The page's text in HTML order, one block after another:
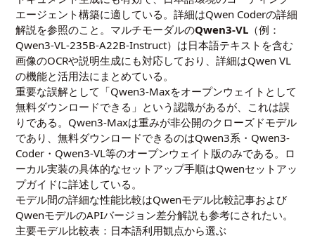
エージェント構築に適している。詳細はQwen Coderの詳細
解説 を参照のこと。マルチモーダルのQwen3-VL （例：
Qwen3-VL-235B-A22B-Instruct）は日本語テキストを含む
画像のOCRや説明生成にも対応しており、詳細はQwen VL
の機能と活用法にまとめている。
重要な誤解として「Qwen3-Maxをオープンウェイトとして
無料ダウンロードできる」という認識があるが、これは誤
りである。Qwen3-Maxは重みが非公開のクローズドモデル
であり、無料ダウンロードできるのはQwen3系・Qwen3-
Coder・Qwen3-VL等のオープンウェイト版のみである。ロ
ーカル実装の具体的なセットアップ手順はQwenセットアッ
プガイドに詳述している。
モデル間の詳細な性能比較はQwenモデル比較記事および
QwenモデルのAPIバージョン差分解説 も参考にされたい。
主要モデル比較表：日本語利用観点から選ぶ